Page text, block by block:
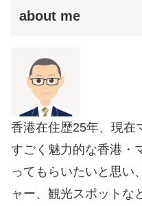
about me
香港在住歴25年、現在
すごく魅力的な香港・
ってもらいたいと思い
ャー、観光スポットな